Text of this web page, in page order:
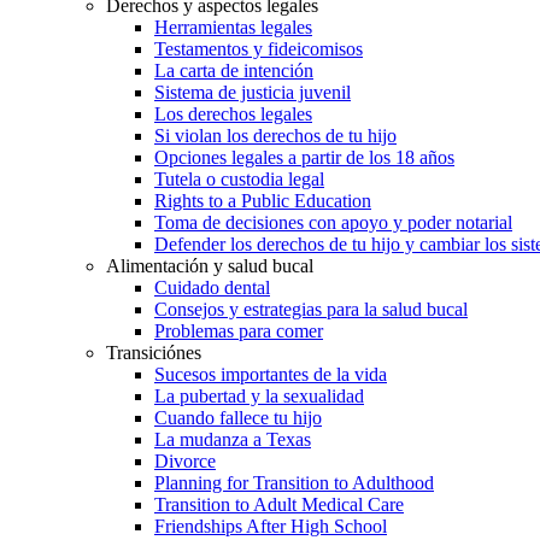
Derechos y aspectos legales
Herramientas legales
Testamentos y fideicomisos
La carta de intención
Sistema de justicia juvenil
Los derechos legales
Si violan los derechos de tu hijo
Opciones legales a partir de los 18 años
Tutela o custodia legal
Rights to a Public Education
Toma de decisiones con apoyo y poder notarial
Defender los derechos de tu hijo y cambiar los
Alimentación y salud bucal
Cuidado dental
Consejos y estrategias para la salud bucal
Problemas para comer
Transiciónes
Sucesos importantes de la vida
La pubertad y la sexualidad
Cuando fallece tu hijo
La mudanza a Texas
Divorce
Planning for Transition to Adulthood
Transition to Adult Medical Care
Friendships After High School